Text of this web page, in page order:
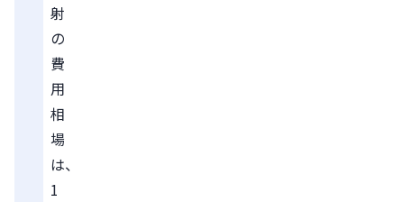
射
の
費
用
相
場
は、
1